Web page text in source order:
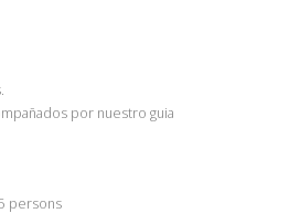
por nuestro guia
persons